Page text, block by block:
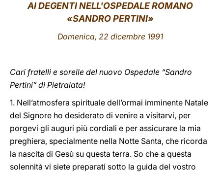
中文
AI DEGENTI NELL'OSPEDALE ROMANO
«SANDRO PERTINI»
Domenica, 22 dicembre 1991
Cari fratelli e sorelle del nuovo Ospedale “Sandro
Pertini” di Pietralata!
1. Nell’atmosfera spirituale dell’ormai imminente Natale
del Signore ho desiderato di venire a visitarvi, per
porgevi gli auguri più cordiali e per assicurare la mia
preghiera, specialmente nella Notte Santa, che ricorda
la nascita di Gesù su questa terra. So che a questa
solennità vi siete preparati sotto la guida del vostro